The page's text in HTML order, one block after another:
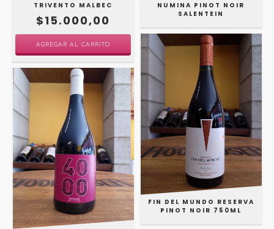
TRIVENTO MALBEC
$15.000,00
NUMINA PINOT NOIR
SALENTEIN
FIN DEL MUNDO RESERVA
PINOT NOIR 750ML